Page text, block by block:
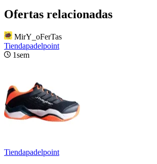
Ofertas relacionadas
MirY_oFerTas
Tiendapadelpoint
1sem
Tiendapadelpoint